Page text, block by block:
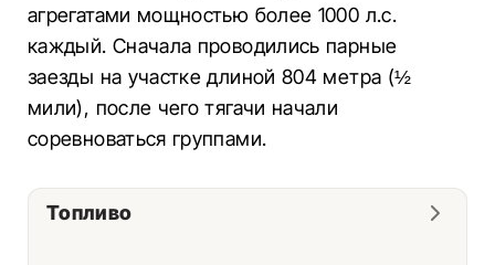
агрегатами мощностью более 1000 л.с.
каждый. Сначала проводились парные
заезды на участке длиной 804 метра (½
мили), после чего тягачи начали
соревноваться группами.
Топливо